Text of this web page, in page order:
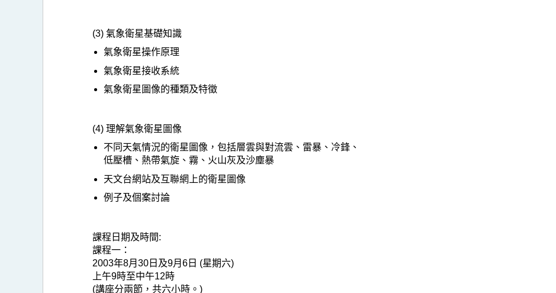
(3) 氣象衛星基礎知識
氣象衛星操作原理
氣象衛星接收系統
氣象衛星圖像的種類及特徵
(4) 理解氣象衛星圖像
不同天氣情況的衛星圖像，包括層雲與對流雲、雷暴、冷鋒、
低壓槽、熱帶氣旋、霧、火山灰及沙塵暴
天文台網站及互聯網上的衛星圖像
例子及個案討論
課程日期及時間:
課程一：
2003年8月30日及9月6日 (星期六)
上午9時至中午12時
(講座分兩節，共六小時。)